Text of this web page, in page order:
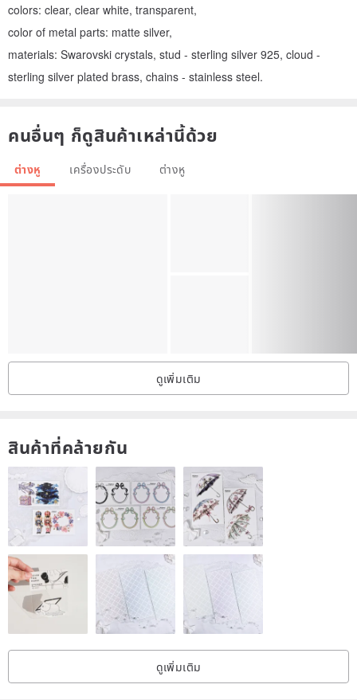
colors: clear, clear white, transparent,
color of metal parts: matte silver,
materials: Swarovski crystals, stud - sterling silver 925, cloud -
sterling silver plated brass, chains - stainless steel.
คนอื่นๆ ก็ดูสินค้าเหล่านี้ด้วย
ต่างหู เครื่องประดับ ต่างหู
ดูเพิ่มเติม
สินค้าที่คล้ายกัน
ดูเพิ่มเติม